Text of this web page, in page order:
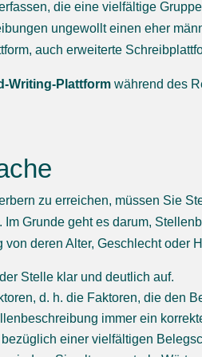
die eine vielfältige
ungewollt einen eher
auch erweiterte
Writing-Plattform während des
zu erreichen, müssen Sie
Grunde geht es darum,
deren Alter, Geschlecht oder
Stelle klar und deutlich auf.
d. h. die Faktoren, die den
immer ein
einer vielfältigen